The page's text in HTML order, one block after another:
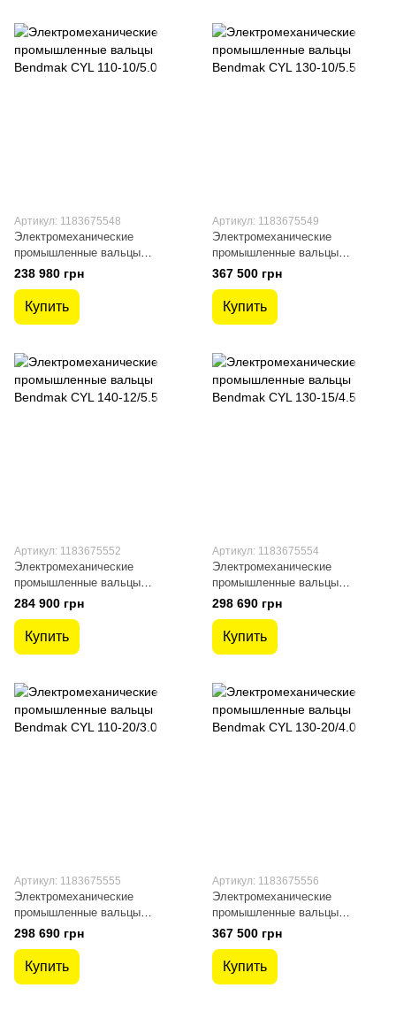
Артикул: 1183675548
Электромеханические
промышленные вальцы
Bendmak CYL 110-10/5.0
238 980 грн
Купить
Артикул: 1183675549
Электромеханические
промышленные вальцы
Bendmak CYL 130-10/5.5
367 500 грн
Купить
Артикул: 1183675552
Электромеханические
промышленные вальцы
Bendmak CYL 140-12/5.5
284 900 грн
Купить
Артикул: 1183675554
Электромеханические
промышленные вальцы
Bendmak CYL 130-15/4.5
298 690 грн
Купить
Артикул: 1183675555
Электромеханические
промышленные вальцы
Bendmak CYL 110-20/3.0
298 690 грн
Купить
Артикул: 1183675556
Электромеханические
промышленные вальцы
Bendmak CYL 130-20/4.0
367 500 грн
Купить